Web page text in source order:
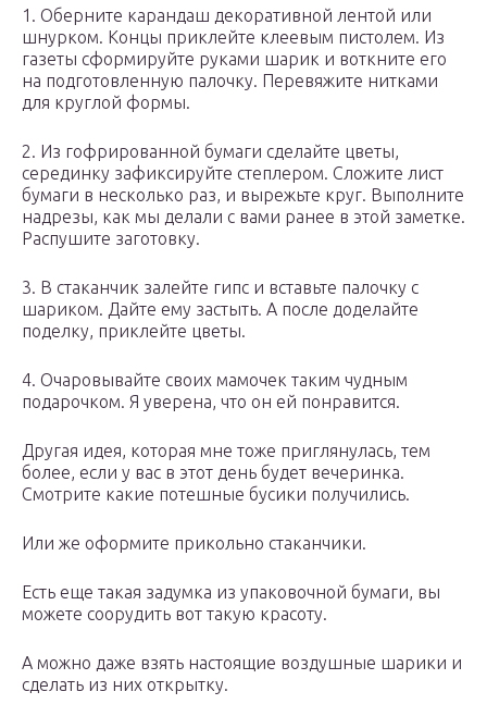
1. Оберните карандаш декоративной лентой или
шнурком. Концы приклейте клеевым пистолем. Из
газеты сформируйте руками шарик и воткните его
на подготовленную палочку. Перевяжите нитками
для круглой формы.
2. Из гофрированной бумаги сделайте цветы,
серединку зафиксируйте степлером. Сложите лист
бумаги в несколько раз, и вырежьте круг. Выполните
надрезы, как мы делали с вами ранее в этой заметке.
Распушите заготовку.
3. В стаканчик залейте гипс и вставьте палочку с
шариком. Дайте ему застыть. А после доделайте
поделку, приклейте цветы.
4. Очаровывайте своих мамочек таким чудным
подарочком. Я уверена, что он ей понравится.
Другая идея, которая мне тоже приглянулась, тем
более, если у вас в этот день будет вечеринка.
Смотрите какие потешные бусики получились.
Или же оформите прикольно стаканчики.
Есть еще такая задумка из упаковочной бумаги, вы
можете соорудить вот такую красоту.
А можно даже взять настоящие воздушные шарики и
сделать из них открытку.